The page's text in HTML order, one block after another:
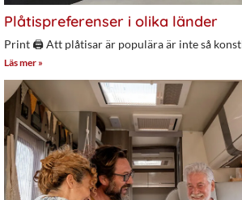
Plåtispreferenser i olika länder
Print 🖨 Att plåtisar är populära är inte så
Läs mer »